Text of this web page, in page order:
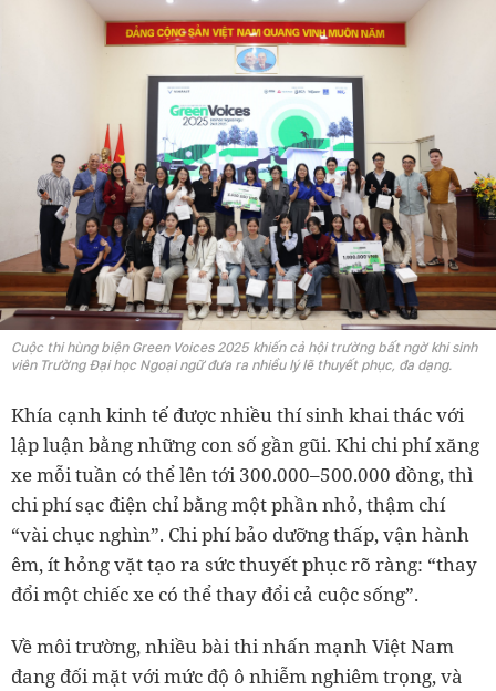
Cuộc thi hùng biện Green Voices 2025 khiến cả hội trường bất ngờ khi sinh
viên Trường Đại học Ngoại ngữ đưa ra nhiều lý lẽ thuyết phục, đa dạng.
Khía cạnh kinh tế được nhiều thí sinh khai thác với
lập luận bằng những con số gần gũi. Khi chi phí xăng
xe mỗi tuần có thể lên tới 300.000–500.000 đồng, thì
chi phí sạc điện chỉ bằng một phần nhỏ, thậm chí
“vài chục nghìn”. Chi phí bảo dưỡng thấp, vận hành
êm, ít hỏng vặt tạo ra sức thuyết phục rõ ràng: “thay
đổi một chiếc xe có thể thay đổi cả cuộc sống”.
Về môi trường, nhiều bài thi nhấn mạnh Việt Nam
đang đối mặt với mức độ ô nhiễm nghiêm trọng, và